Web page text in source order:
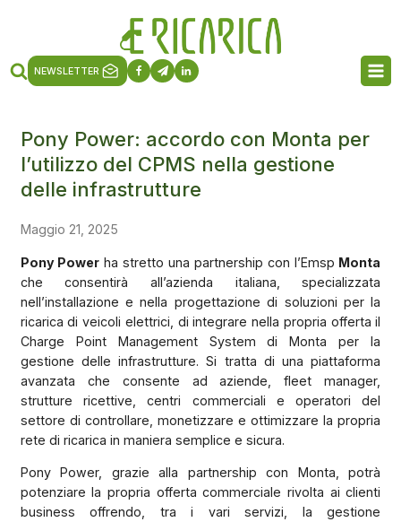
NEWSLETTER
Pony Power: accordo con Monta per
l’utilizzo del CPMS nella gestione
delle infrastrutture
Maggio 21, 2025
Pony Power ha stretto una partnership con l’Emsp Monta
che consentirà all’azienda italiana, specializzata
nell’installazione e nella progettazione di soluzioni per la
ricarica di veicoli elettrici, di integrare nella propria offerta il
Charge Point Management System di Monta per la
gestione delle infrastrutture. Si tratta di una piattaforma
avanzata che consente ad aziende, fleet manager,
strutture ricettive, centri commerciali e operatori del
settore di controllare, monetizzare e ottimizzare la propria
rete di ricarica in maniera semplice e sicura.
Pony Power, grazie alla partnership con Monta, potrà
potenziare la propria offerta commerciale rivolta ai clienti
business offrendo, tra i vari servizi, la gestione